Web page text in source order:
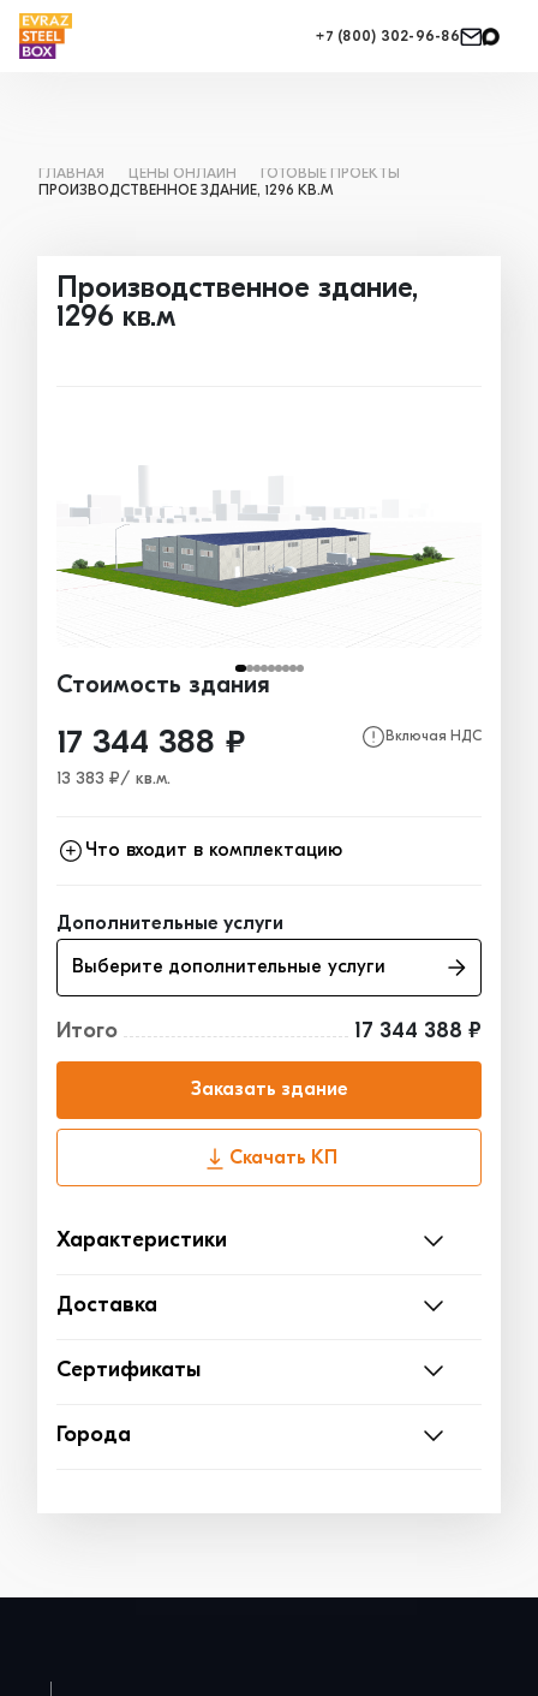
+7 (800) 302-96-86
ГЛАВНАЯ ЦЕНЫ ОНЛАЙН
ГОТОВЫЕ ПРОЕКТЫ
ПРОИЗВОДСТВЕННОЕ ЗДАНИЕ, 1296 КВ.М
Производственное здание,
1296 кв.м
Стоимость здания
17 344 388 ₽ Включая НДС
13 383 ₽/ кв.м.
Что входит в комплектацию
Ограждающие конструкции 7 551 032₽
Окна, двери, ворота 1 113 536₽
Дополнительные услуги
Выберите дополнительные услуги
Итого 17 344 388 ₽
Заказать здание
Скачать КП
Характеристики
Доставка
Сертификаты
Города